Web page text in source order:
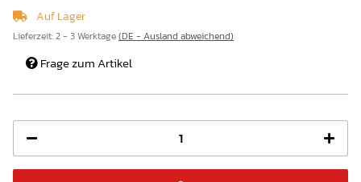
Auf Lager
Lieferzeit:2 - 3 Werktage(DE - Ausland abweichend)
Frage zum Artikel